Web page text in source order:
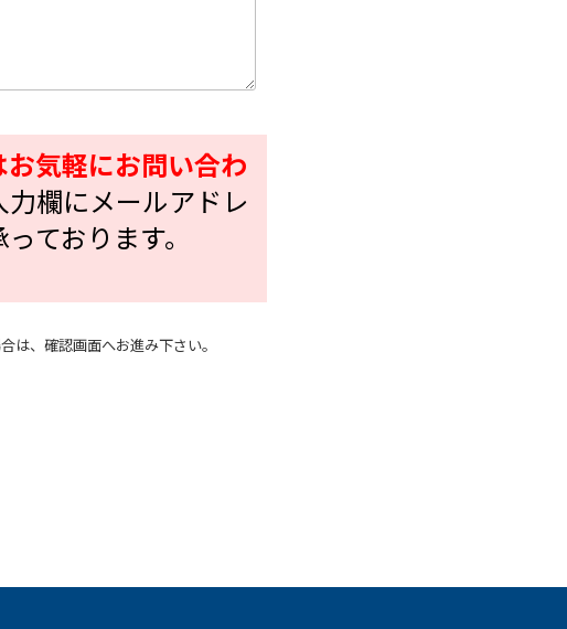
気軽にお問い合わ
欄にメールアドレ
ております。
は、確認画面へお進み下さい。